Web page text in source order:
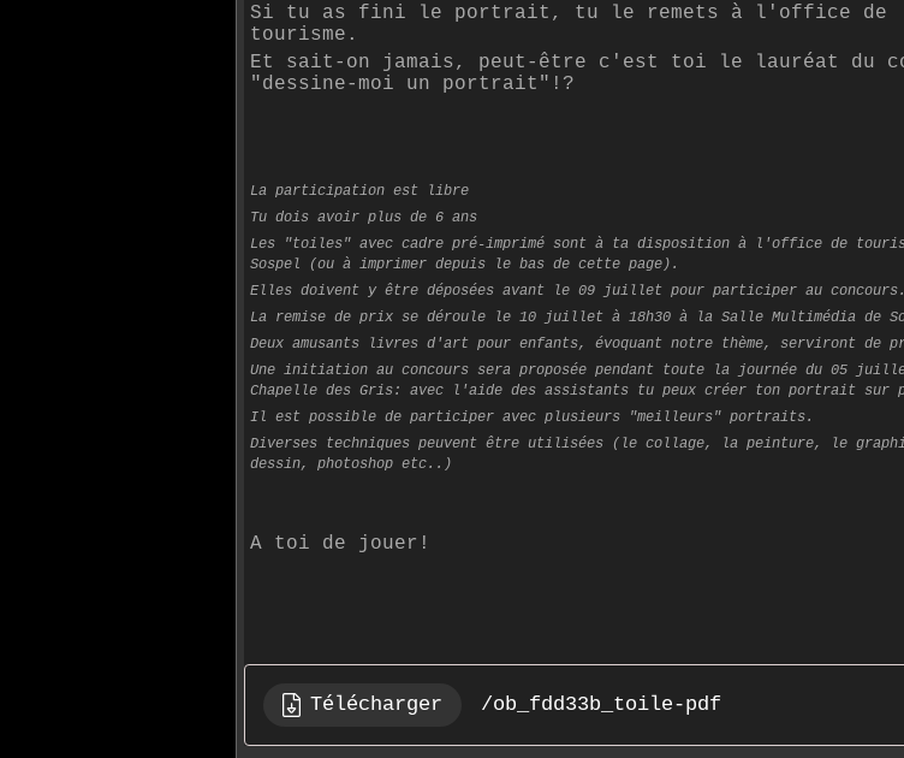
Si tu as fini le portrait, tu le remets à l'office de
tourisme.
Et sait-on jamais, peut-être c'est toi le lauréat du
"dessine-moi un portrait"!?
La participation est libre
Tu dois avoir plus de 6 ans
Les "toiles" avec cadre pré-imprimé sont à ta disposition à l'office de
Sospel (ou à imprimer depuis le bas de cette page).
Elles doivent y être déposées avant le 09 juillet pour participer au concours.
La remise de prix se déroule le 10 juillet à 18h30 à la Salle Multimédia de
Deux amusants livres d'art pour enfants, évoquant notre thème, serviront de
Une initiation au concours sera proposée pendant toute la journée du 05
Chapelle des Gris: avec l'aide des assistants tu peux créer ton portrait sur
Il est possible de participer avec plusieurs "meilleurs" portraits.
Diverses techniques peuvent être utilisées (le collage, la peinture, le
dessin, photoshop etc..)
A toi de jouer!
Télécharger /ob_fdd33b_toile-pdf